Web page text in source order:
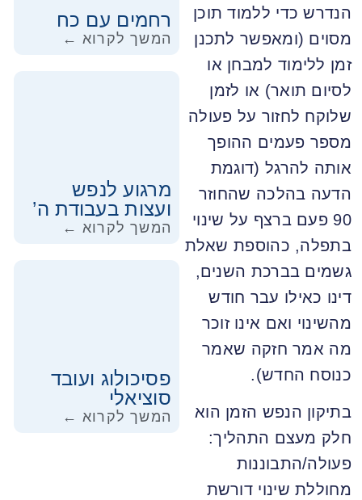
רחמים עם כח
המשך לקרוא ←
מרגוע לנפש
ועצות בעבודת ה’
המשך לקרוא ←
פסיכולוג ועובד
סוציאלי
המשך לקרוא ←
הנדרש כדי ללמוד תוכן
מסוים (ומאפשר לתכנן
זמן ללימוד למבחן או
לסיום תואר) או לזמן
שלוקח לחזור על פעולה
מספר פעמים ההופך
אותה להרגל (דוגמת
הדעה בהלכה שהחוזר
90 פעם ברצף על שינוי
בתפלה, כהוספת שאלת
גשמים בברכת השנים,
דינו כאילו עבר חודש
מהשינוי ואם אינו זוכר
מה אמר חזקה שאמר
כנוסח החדש).
בתיקון הנפש הזמן הוא
חלק מעצם התהליך:
פעולה/התבוננות
מחוללת שינוי דורשת